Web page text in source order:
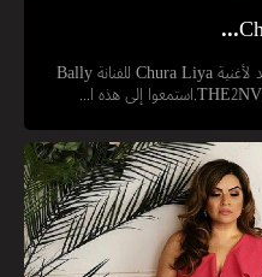
أطلقت الفنانة البريطانية ريتا مورر كوفر جديد لأغنية Chura Liya للفنانة Bally